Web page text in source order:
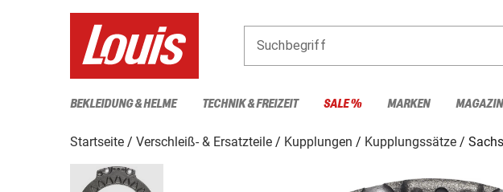
Suchbegriff
BEKLEIDUNG & HELME TECHNIK & FREIZEIT SALE % MARKEN MAGAZIN
Startseite Verschleiß- & Ersatzteile Kupplungen Kupplungssätze